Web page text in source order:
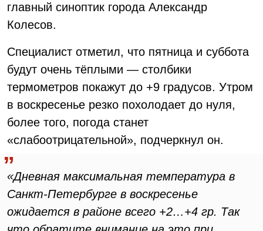
главный синоптик города Александр
Колесов.
Специалист отметил, что пятница и суббота
будут очень тёплыми — столбики
термометров покажут до +9 градусов. Утром
в воскресенье резко похолодает до нуля,
более того, погода станет
«слабоотрицательной», подчеркнул он.
«Дневная максимальная температура в
Санкт-Петербурге в воскресенье
ожидается в районе всего +2…+4 гр. Так